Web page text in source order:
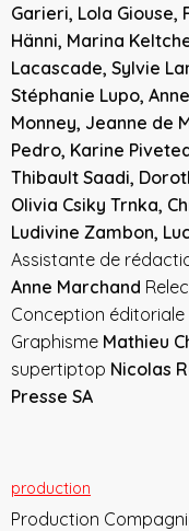
Garieri, Lola
Hänni, Marina
Lacascade, Sylvie
Stéphanie Lupo,
Monney, Jeanne de
Pedro, Karine
Thibault Saadi,
Olivia Csiky Trnka,
Ludivine Zambon,
Assistante de
Anne Marchand
Conception éditoriale
Graphisme Mathieu
supertiptop Nicolas
Presse SA
production
Production